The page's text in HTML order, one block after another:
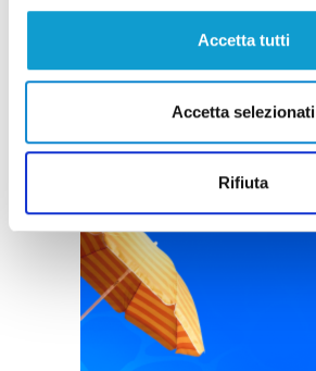
Accetta tutti
Accetta selezionati
Rifiuta